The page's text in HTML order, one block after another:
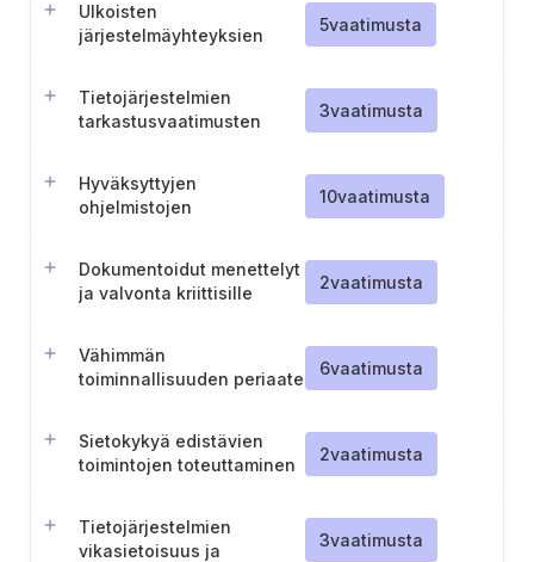
Ulkoisten
järjestelmäyhteyksien
5vaatimusta
Tietojärjestelmien
tarkastusvaatimusten
3vaatimusta
Hyväksyttyjen
ohjelmistojen
10vaatimusta
Dokumentoidut menettelyt
ja valvonta kriittisille
tietojärjestelmissä
2vaatimusta
Vähimmän
toiminnallisuuden periaate
6vaatimusta
Sietokykyä edistävien
toimintojen toteuttaminen
2vaatimusta
Tietojärjestelmien
vikasietoisuus ja
3vaatimusta